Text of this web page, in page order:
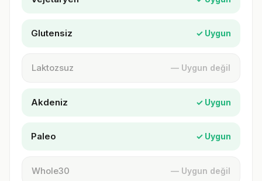
Glutensiz ✓ Uygun
Laktozsuz — Uygun değil
Akdeniz ✓ Uygun
Paleo ✓ Uygun
Whole30 — Uygun değil